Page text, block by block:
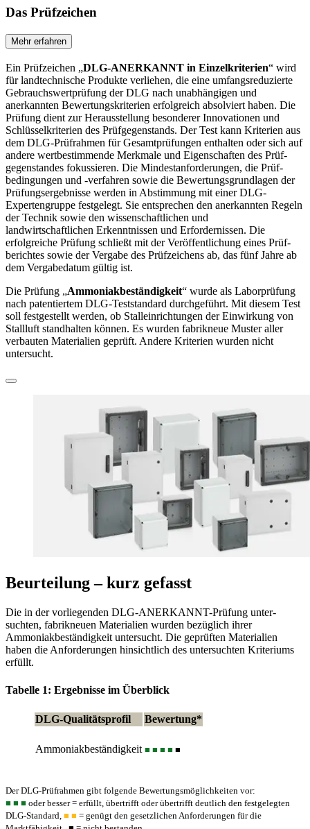
Das Prüfzeichen
Mehr erfahren
Ein Prüfzeichen „DLG-ANERKANNT in Einzelkriterien“ wird
für landtechnische Produkte verliehen, die eine umfangs­reduzierte
Gebrauchswertprüfung der DLG nach unab­hängi­gen und
anerkannten Bewertungskriterien erfolgreich ab­solviert haben. Die
Prüfung dient zur Herausstellung besonderer Innovationen und
Schlüsselkriterien des Prüfgegenstands. Der Test kann Kriterien aus
dem DLG-Prüfrahmen für Gesamtprüfungen enthalten oder sich auf
andere wertbestimmende Merkmale und Eigenschaften des Prüf­
gegenstandes fokussieren. Die Mindestanforderungen, die Prüf­
bedingungen und -verfahren sowie die Bewertungsgrund­lagen der
Prüfungsergebnisse werden in Abstimmung mit einer DLG-
Expertengruppe festgelegt. Sie ent­sprechen den anerkannten Regeln
der Technik sowie den wissenschaft­lichen und
landwirtschaftlichen Erkenntnissen und Erfordernissen. Die
erfolgreiche Prüfung schließt mit der Veröffent­lichung eines Prüf­
berichtes sowie der Vergabe des Prüfzeichens ab, das fünf Jahre ab
dem Vergabedatum gültig ist.
Die Prüfung „Ammoniakbeständigkeit“ wurde als Laborprüfung
nach patentiertem DLG-Teststandard durchgeführt. Mit diesem Test
soll festgestellt werden, ob Stalleinrichtungen der Einwirkung von
Stallluft standhalten können. Es wurden fabrikneue Muster aller
verbauten Materialien geprüft. Andere Kriterien wurden nicht
untersucht.
Beurteilung – kurz gefasst
Die in der vorliegenden DLG-ANERKANNT-Prüfung unter­
suchten, fabrikneuen Materialien wurden bezüglich ihrer
Ammoniakbeständigkeit untersucht. Die geprüften Materialien
haben die Anforderungen hinsichtlich des untersuchten Kriteriums
erfüllt.
Tabelle 1: Ergebnisse im Überblick
DLG-Qualitätsprofil Bewertung*
Ammoniakbeständigkeit ■ ■ ■ ■ ■
Der DLG-Prüfrahmen gibt folgende Bewertungsmöglichkeiten vor:
■ ■ ■ oder besser = erfüllt, übertrifft oder übertrifft deutlich den festgelegten
DLG-Standard, ■ ■ = genügt den gesetzlichen ­Anforderungen für die